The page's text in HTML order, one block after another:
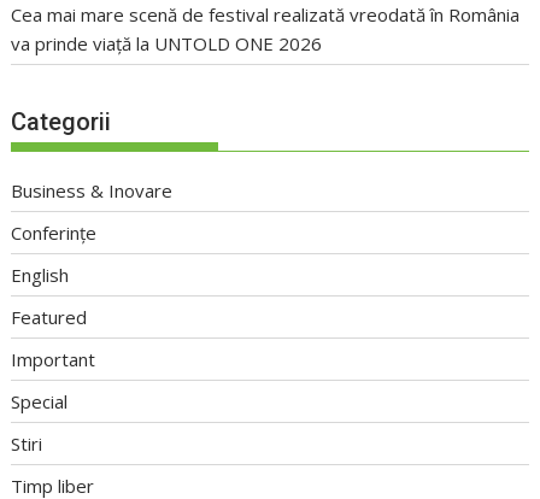
Cea mai mare scenă de festival realizată vreodată în România
va prinde viață la UNTOLD ONE 2026
Categorii
Business & Inovare
Conferințe
English
Featured
Important
Special
Stiri
Timp liber